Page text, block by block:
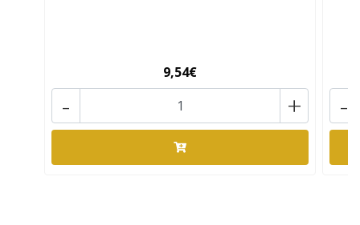
9,54€
+
- -